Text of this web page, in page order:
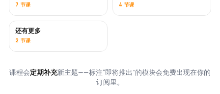
7 节课 4 节课
即将推出
还有更多
2 节课
课程会定期补充新主题——标注“即将推出”的模块会免费出现在你的
订阅里。